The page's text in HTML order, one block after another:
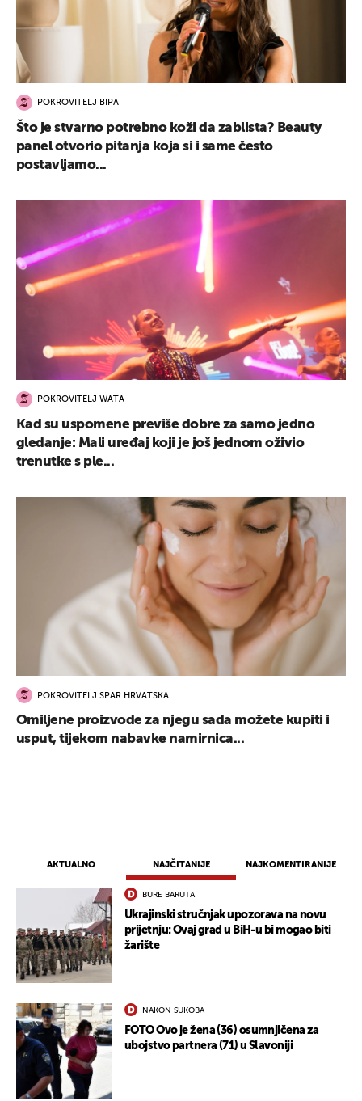
AKTUALNO NAJČITANIJE NAJKOMENTIRANIJE
BURE BARUTA
Ukrajinski stručnjak upozorava na novu
prijetnju: Ovaj grad u BiH-u bi mogao biti
žarište
NAKON SUKOBA
FOTO Ovo je žena (36) osumnjičena za
ubojstvo partnera (71) u Slavoniji
POKROVITELJ BIPA
Što je stvarno potrebno koži da zablista? Beauty
panel otvorio pitanja koja si i same često
postavljamo...
POKROVITELJ WATA
Kad su uspomene previše dobre za samo jedno
gledanje: Mali uređaj koji je još jednom oživio
trenutke s ple...
POKROVITELJ SPAR HRVATSKA
Omiljene proizvode za njegu sada možete kupiti i
usput, tijekom nabavke namirnica...